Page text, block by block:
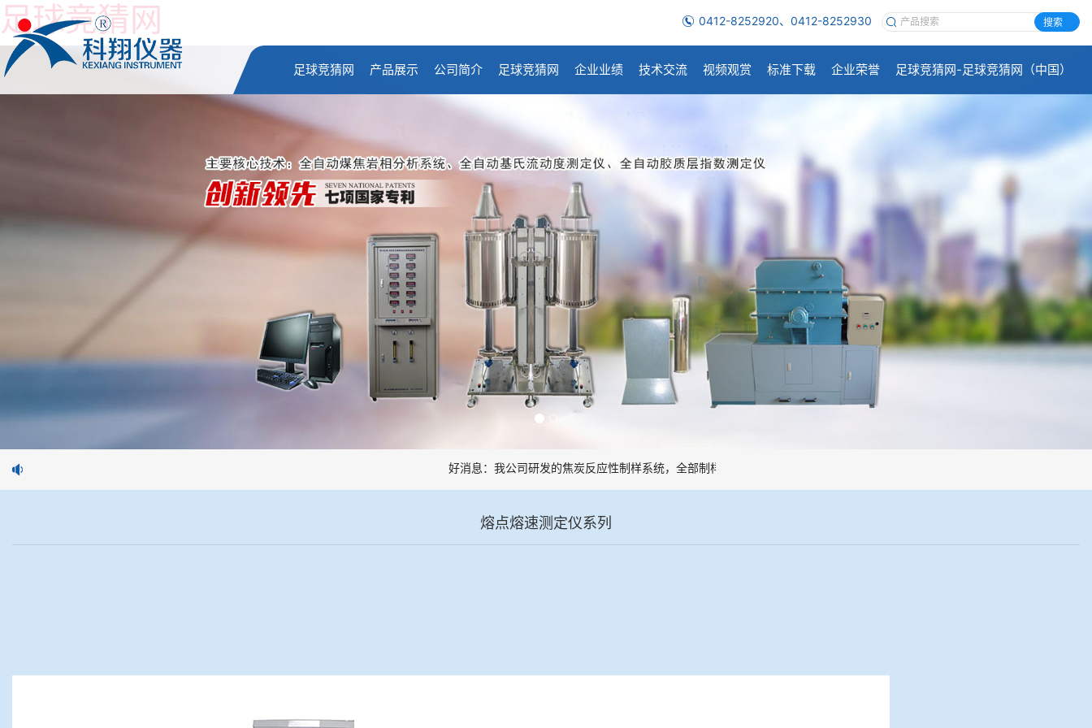
足球竞猜网 0412-8252920、0412-8252930 搜索
足球竞猜网 产品展示 公司简介 足球竞猜网 企业业绩 技术交流 视频观赏 标准下载 企业荣誉 足球竞猜网-足球竞猜网（中国）
好消息：我公司研发的焦炭反应性制样系统，全部制样过程机械化操作，没有人为误差，焦球形状与人工制焦球法一致或优于人工
熔点熔速测定仪系列